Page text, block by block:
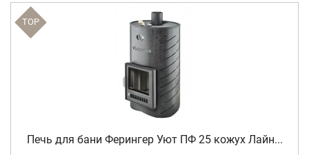
TOP
Печь для бани Ферингер Уют ПФ 25 кожух Лайн...